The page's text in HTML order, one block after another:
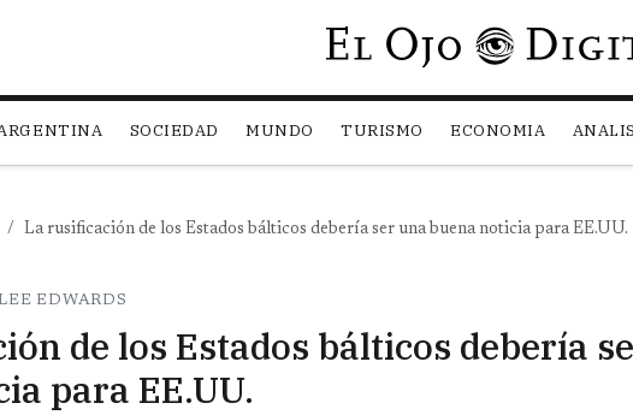
Pasar al
SOCIEDAD MUNDO TURISMO ECONOMIA
La rusificación de los Estados bálticos debería ser una buena noticia para EE.UU.
EDWARDS
de los Estados bálticos debería
para EE.UU.